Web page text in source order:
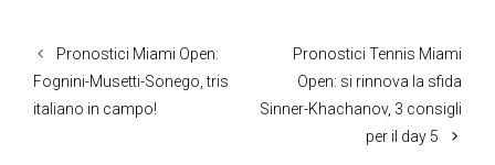
Pronostici Miami Open:
Fognini-Musetti-Sonego, tris
italiano in campo!
Pronostici Tennis Miami
Open: si rinnova la sfida
Sinner-Khachanov, 3 consigli
per il day 5